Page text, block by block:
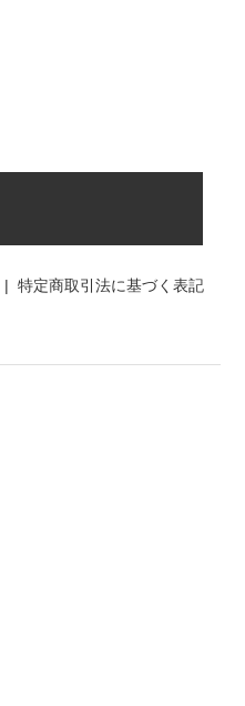
| 特定商取引法に基づく表記